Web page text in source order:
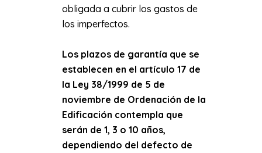
obligada a cubrir los gastos de
los imperfectos.
Los plazos de garantía que se
establecen en el artículo 17 de
la Ley 38/1999 de 5 de
noviembre de Ordenación de la
Edificación contempla que
serán de 1, 3 o 10 años,
dependiendo del defecto de